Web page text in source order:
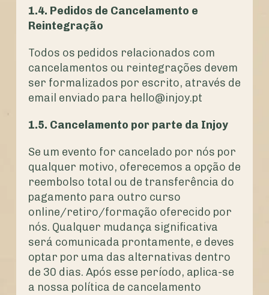
1.4. Pedidos de Cancelamento e
Reintegração
Todos os pedidos relacionados com
cancelamentos ou reintegrações devem
ser formalizados por escrito, através de
email enviado para hello@injoy.pt
1.5. Cancelamento por parte da Injoy
Se um evento for cancelado por nós por
qualquer motivo, oferecemos a opção de
reembolso total ou de transferência do
pagamento para outro curso
online/retiro/formação oferecido por
nós. Qualquer mudança significativa
será comunicada prontamente, e deves
optar por uma das alternativas dentro
de 30 dias. Após esse período, aplica-se
a nossa política de cancelamento